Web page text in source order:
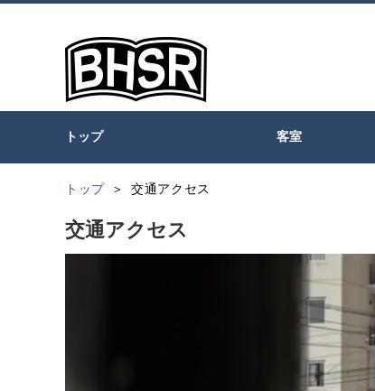
トップ 客室
トップ 交通アクセス
交通アクセス